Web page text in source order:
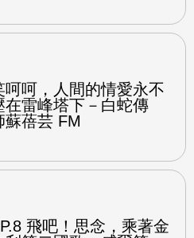
呵呵，人間的情愛永不
在雷峰塔下－白蛇傳
蘇蓓芸 FM
飛吧！思念，乘著金